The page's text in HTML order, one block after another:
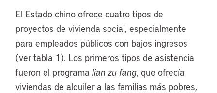
El Estado chino ofrece cuatro tipos de
proyectos de vivienda social, especialmente
para empleados públicos con bajos ingresos
(ver tabla 1). Los primeros tipos de asistencia
fueron el programa lian zu fang, que ofrecía
viviendas de alquiler a las familias más pobres,